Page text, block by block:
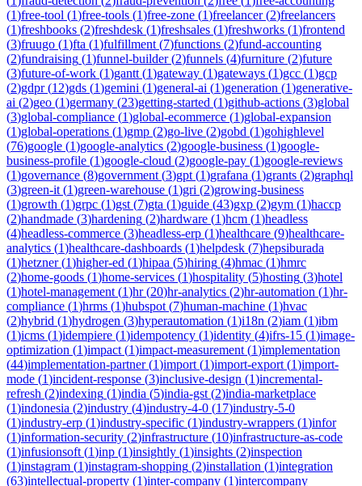
(1)free-tool (1)free-tools (1)free-zone (1)freelancer(2)freelancers
(1)freshbooks (2)freshdesk (1)freshsales (1)freshworks (1)frontend
(3)fruugo (1)fta (1)fulfillment (7)functions (2)fund-accounting
(2)fundraising (1)funnel-builder(2)funnels (4)furniture (2)future
(3)future-of-work (1)gantt (1)gateway (1)gateways (1)gcc (1)gcp
(2)gdpr(12)gds (1)gemini (1)general-ai (1)generation (1)generative-
ai (2)geo (1)germany (23)getting-started (1)github-actions (3)global
(3)global-compliance (1)global-ecommerce (1)global-expansion
(1)global-operations (1)gmp (2)go-live (2)gobd (1)gohighlevel
(76)google (1)google-analytics (2)google-business (1)google-
business-profile (1)google-cloud (2)google-pay (1)google-reviews
(1)governance (8)government (3)gpt (1)grafana (1)grants (2)graphql
(3)green-it (1)green-warehouse (1)gri (2)growing-business
(1)growth (1)grpc (1)gst (7)gta (1)guide (43)gxp (2)gym (1)haccp
(2)handmade (3)hardening (2)hardware (1)hcm (1)headless
(4)headless-commerce (3)headless-erp (1)healthcare (9)healthcare-
analytics (1)healthcare-dashboards (1)helpdesk (7)hepsiburada
(1)hetzner(1)higher-ed (1)hipaa (5)hiring (4)hmac (1)hmrc
(2)home-goods (1)home-services (1)hospitality (5)hosting (3)hotel
(1)hotel-management (1)hr(20)hr-analytics (2)hr-automation (1)hr-
compliance (1)hrms (1)hubspot (7)human-machine (1)hvac
(2)hybrid (1)hydrogen (3)hyperautomation (1)i18n (2)iam (1)ibm
(1)icms (1)idempiere (1)idempotency (1)identity (4)ifrs-15 (1)image-
optimization (1)impact (1)impact-measurement (1)implementation
(44)implementation-partner(1)import (1)import-export (1)import-
mode (1)incident-response (3)inclusive-design (1)incremental-
refresh (2)indexing (1)india (5)india-gst (2)india-marketplace
(1)indonesia (2)industry (4)industry-4-0 (17)industry-5-0
(1)industry-erp (1)industry-specific (1)industry-wrappers (1)infor
(1)information-security (2)infrastructure (10)infrastructure-as-code
(1)infusionsoft (1)inp (1)insightly (1)insights (2)inspection
(1)instagram (1)instagram-shopping (2)installation (1)integration
(63)intellectual-property (1)inter-company (1)intercompany